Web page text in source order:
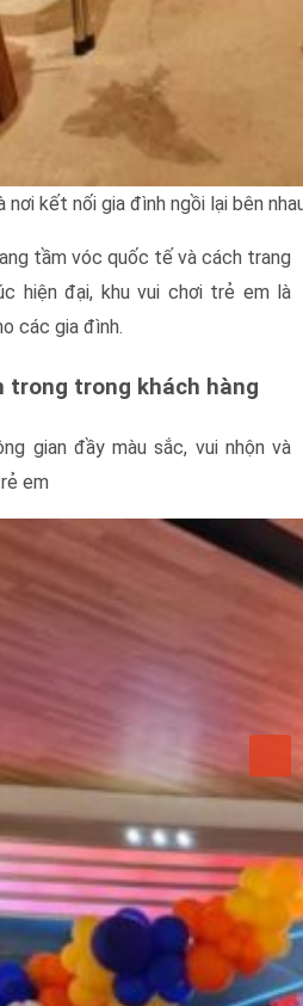
nơi kết nối gia đình ngồi lại bên
tầm vóc quốc tế và cách trang
hiện đại, khu vui chơi trẻ em là
các gia đình.
trong trong khách hàng
gian đầy màu sắc, vui nhộn và
em